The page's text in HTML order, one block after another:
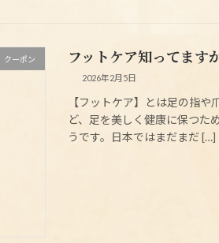
クーポン フットケア知ってます
2026年2月5日
【フットケア】とは足の指
ど、足を美しく健康に保つた
うです。日本ではまだまだ […]